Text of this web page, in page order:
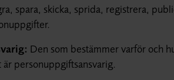
spara, skicka, sprida, registrera,
Den som bestämmer varför och
personuppgiftsansvarig.